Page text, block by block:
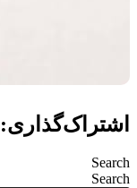
اشتراک‌گذاری:
Search
Search